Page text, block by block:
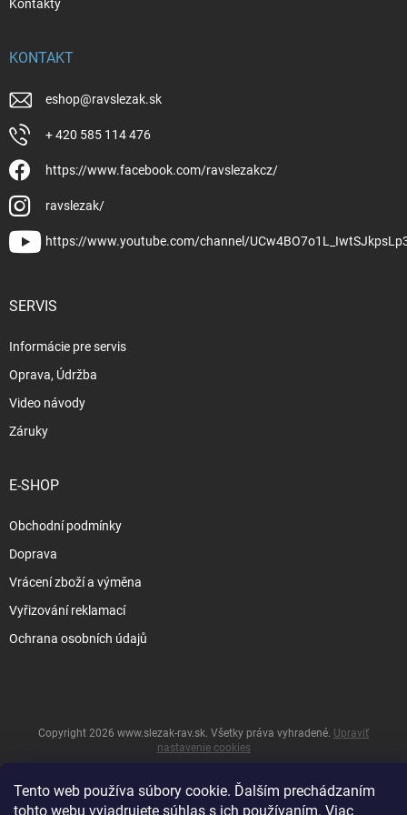
Tento web používa súbory cookie. Ďalším prechádzaním
tohto webu vyjadrujete súhlas s ich používaním. Viac
Kontakty
KONTAKT
eshop@ravslezak.sk
+ 420 585 114 476
https://www.facebook.com/ravslezakcz/
ravslezak/
https://www.youtube.com/channel/
SERVIS
Informácie pre servis
Oprava, Údržba
Video návody
Záruky
E-SHOP
Obchodní podmínky
Doprava
Vrácení zboží a výměna
Vyřizování reklamací
Ochrana osobních údajů
Copyright 2026 www.slezak-rav.sk. Všetky práva vyhradené. Upraviť
nastavenie cookies